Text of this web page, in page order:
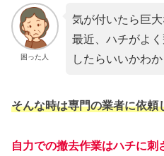
困った人
気が付いたら巨
最近、ハチがよ
したらいいかわ
そんな時は専門の業者に依頼
自力での撤去作業はハチに